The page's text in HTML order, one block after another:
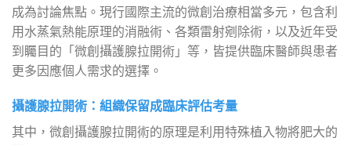
成為討論焦點。現行國際主流的微創治療相當多元，包含利
用水蒸氣熱能原理的消融術、各類雷射剜除術，以及近年受
到矚目的「微創攝護腺拉開術」等，皆提供臨床醫師與患者
更多因應個人需求的選擇。
攝護腺拉開術：組織保留成臨床評估考量
其中，微創攝護腺拉開術的原理是利用特殊植入物將肥大的